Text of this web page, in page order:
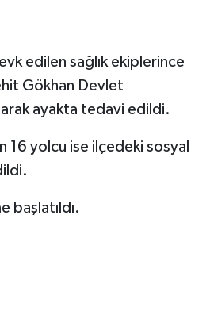
edilen sağlık ekiplerince
Gökhan Devlet
ayakta tedavi edildi.
16 yolcu ise ilçedeki sosyal
başlatıldı.